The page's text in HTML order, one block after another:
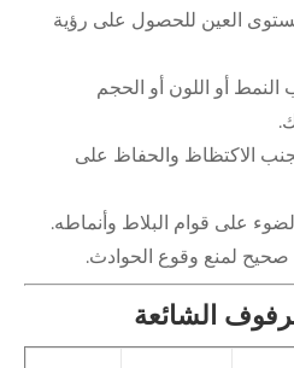
العين للحصول على رؤية
أو اللون أو الحجم
والحفاظ على
قوام البلاط وأنماطه.
لمنع وقوع الحوادث.
الشائعة